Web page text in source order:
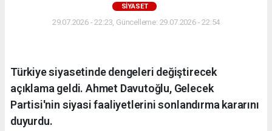
SİYASET
29.07.2026 - 22:23, Güncelleme: 29.07.2026 - 22:54
Türkiye siyasetinde dengeleri değiştirecek
açıklama geldi. Ahmet Davutoğlu, Gelecek
Partisi'nin siyasi faaliyetlerini sonlandırma kararını
duyurdu.